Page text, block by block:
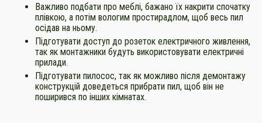
Важливо подбати про меблі, бажано їх накрити спочатку
плівкою, а потім вологим простирадлом, щоб весь пил
осідав на ньому.
Підготувати доступ до розеток електричного живлення,
так як монтажники будуть використовувати електричні
прилади.
Підготувати пилосос, так як можливо після демонтажу
конструкцій доведеться прибрати пил, щоб він не
поширився по інших кімнатах.